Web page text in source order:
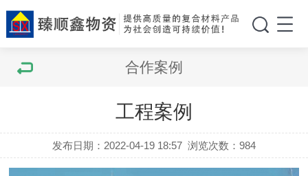
合作案例
工程案例
发布日期：2022-04-19 18:57 浏览次数：984